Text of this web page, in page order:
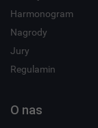
Harmonogram
Nagrody
Jury
Regulamin
O nas